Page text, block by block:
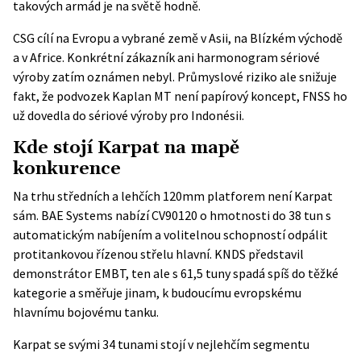
takových armád je na světě hodně.
CSG cílí na Evropu a vybrané země v Asii, na Blízkém východě
a v Africe. Konkrétní zákazník ani harmonogram sériové
výroby zatím oznámen nebyl. Průmyslové riziko ale snižuje
fakt, že podvozek Kaplan MT není papírový koncept, FNSS ho
už dovedla do sériové výroby pro Indonésii.
Kde stojí Karpat na mapě
konkurence
Na trhu středních a lehčích 120mm platforem není Karpat
sám. BAE Systems nabízí CV90120 o hmotnosti do 38 tun s
automatickým nabíjením a volitelnou schopností odpálit
protitankovou řízenou střelu hlavní. KNDS představil
demonstrátor EMBT, ten ale s 61,5 tuny spadá spíš do těžké
kategorie a směřuje jinam, k budoucímu evropskému
hlavnímu bojovému tanku.
Karpat se svými 34 tunami stojí v nejlehčím segmentu